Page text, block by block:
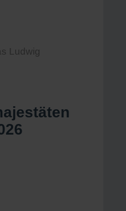
Ludwig